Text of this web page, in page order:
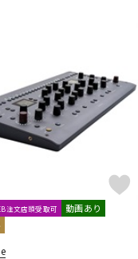
注文店頭受取可
動画あり